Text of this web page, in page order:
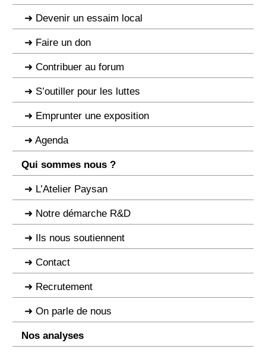
Devenir un essaim local
Faire un don
Contribuer au forum
S’outiller pour les luttes
Emprunter une exposition
Agenda
Qui sommes nous ?
L’Atelier Paysan
Notre démarche R&D
Ils nous soutiennent
Contact
Recrutement
On parle de nous
Nos analyses